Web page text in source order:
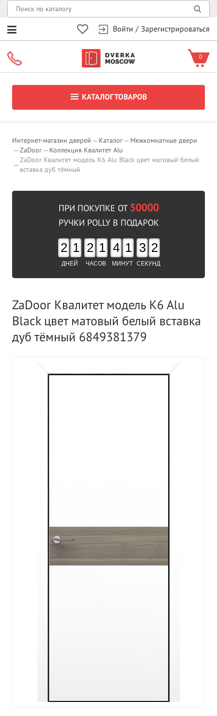
Войти / Зарегистрироваться
0
КАТАЛОГ ТОВАРОВ
Интернет-магазин дверей Каталог
Межкомнатные двери
ZaDoor
Коллекция Квалитет Alu
ZaDoor Квалитет модель K6 Alu Black цвет матовый белый
вставка дуб тёмный
ПРИ ПОКУПКЕ ОТ 50000
РУЧКИ POLLY В ПОДАРОК
2 1
ДНЕЙ
2 1
ЧАСОВ
4 1
МИНУТ
3 1
СЕКУНД
ZaDoor Квалитет модель K6 Alu
Black цвет матовый белый вставка
дуб тёмный 6849381379